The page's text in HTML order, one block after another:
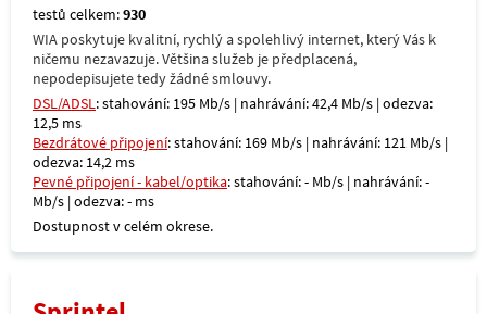
testů celkem:930
WIA poskytuje kvalitní, rychlý a spolehlivý internet, který Vás k
ničemu nezavazuje. Většina služeb je předplacená,
nepodepisujete tedy žádné smlouvy.
DSL/ADSL: stahování: 195 Mb/s | nahrávání: 42,4 Mb/s | odezva:
12,5 ms
Bezdrátové připojení: stahování: 169 Mb/s | nahrávání: 121 Mb/s |
odezva: 14,2 ms
Pevné připojení - kabel/optika: stahování: - Mb/s | nahrávání: -
Mb/s | odezva: - ms
Dostupnost v celém okrese.